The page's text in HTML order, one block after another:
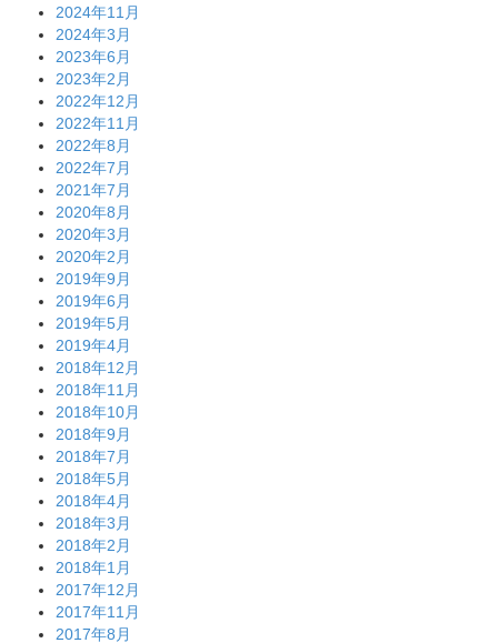
2024年11月
2024年3月
2023年6月
2023年2月
2022年12月
2022年11月
2022年8月
2022年7月
2021年7月
2020年8月
2020年3月
2020年2月
2019年9月
2019年6月
2019年5月
2019年4月
2018年12月
2018年11月
2018年10月
2018年9月
2018年7月
2018年5月
2018年4月
2018年3月
2018年2月
2018年1月
2017年12月
2017年11月
2017年8月